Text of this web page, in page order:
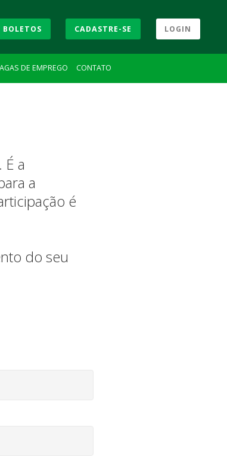
BOLETOS CADASTRE-SE LOGIN
DE EMPREGO CONTATO
a
a
é
do seu